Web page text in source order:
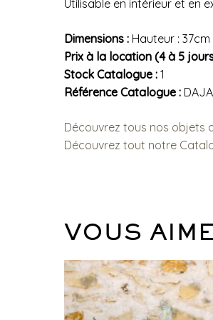
Utilisable en intérieur et en
Dimensions : Hauteur :
Prix à la location (4 à 5
Stock Catalogue : 1
Référence Catalogue :
Découvrez tous nos objets
Découvrez tout notre
VOUS